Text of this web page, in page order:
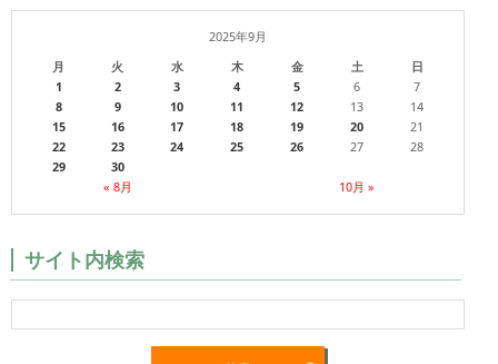
2025年9月
月
火 水 木 金 土 日
« 8月 10月 »
1 2 3 4 5 6
7
8
9 10 11 12 13
14
15
16 17 18 19 20
21
22
23 24 25 26 27
28
29
30
サイト内検索